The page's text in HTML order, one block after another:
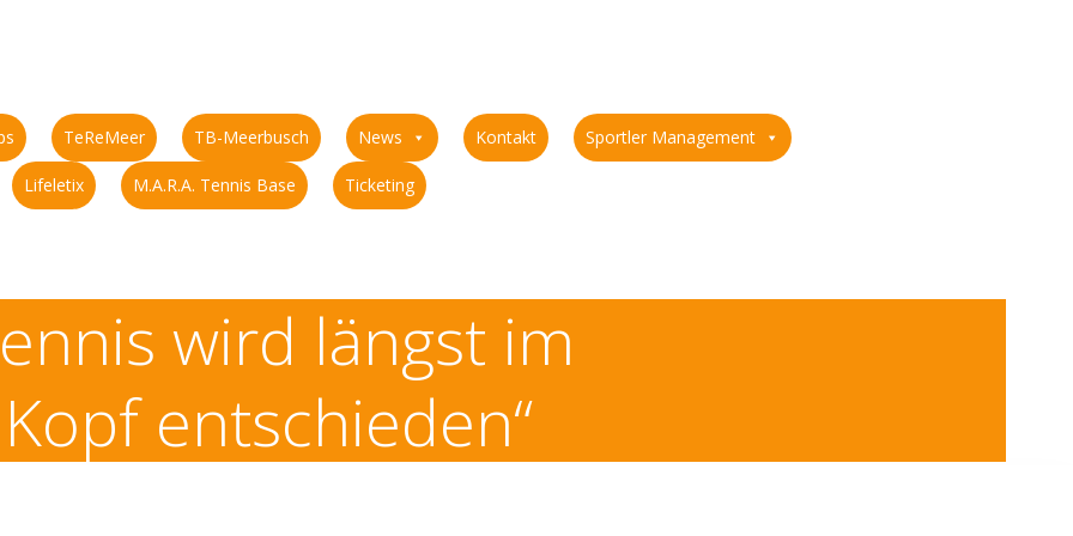
TeReMeer TB-Meerbusch News Kontakt Sportler Management
Lifeletix M.A.R.A. Tennis Base Ticketing
wird längst im
Kopf entschieden“